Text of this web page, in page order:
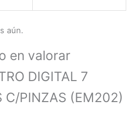
aún.
en valorar
DIGITAL 7
C/PINZAS (EM202)